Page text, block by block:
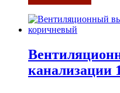
канализации